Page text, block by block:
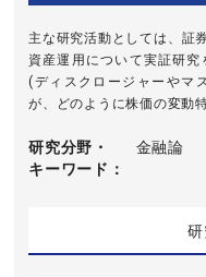
主な研究活動としては、証
資産運用について実証研
(ディスクロージャーやマ
が、どのように株価の変動
研究分野・
キーワード
金融論